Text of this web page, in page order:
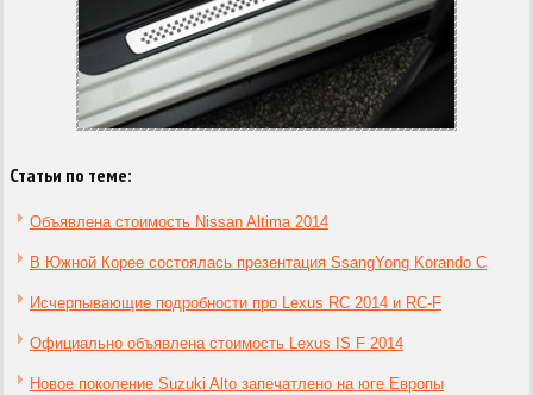
Статьи по теме:
Объявлена стоимость Nissan Altima 2014
В Южной Корее состоялась презентация SsangYong Korando C
Исчерпывающие подробности про Lexus RC 2014 и RC-F
Официально объявлена стоимость Lexus IS F 2014
Новое поколение Suzuki Alto запечатлено на юге Европы